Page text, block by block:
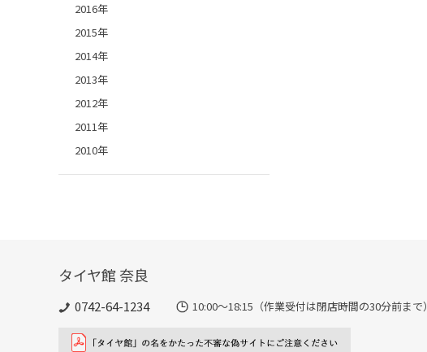
2016年
2015年
2014年
2013年
2012年
2011年
2010年
タイヤ館 奈良
0742-64-1234 10:00～18:15（作業受付は閉店時間の30分前まで）